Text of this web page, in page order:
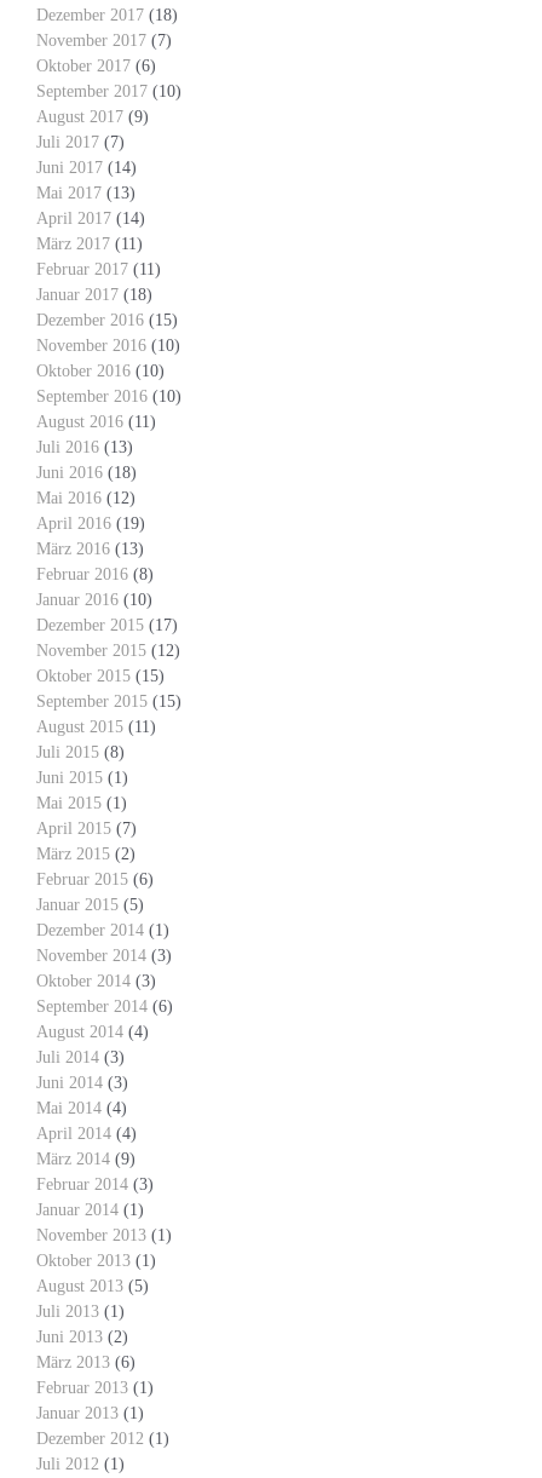
Dezember 2017 (18)
November 2017 (7)
Oktober 2017 (6)
September 2017 (10)
August 2017 (9)
Juli 2017 (7)
Juni 2017 (14)
Mai 2017 (13)
April 2017 (14)
März 2017 (11)
Februar 2017 (11)
Januar 2017 (18)
Dezember 2016 (15)
November 2016 (10)
Oktober 2016 (10)
September 2016 (10)
August 2016 (11)
Juli 2016 (13)
Juni 2016 (18)
Mai 2016 (12)
April 2016 (19)
März 2016 (13)
Februar 2016 (8)
Januar 2016 (10)
Dezember 2015 (17)
November 2015 (12)
Oktober 2015 (15)
September 2015 (15)
August 2015 (11)
Juli 2015 (8)
Juni 2015 (1)
Mai 2015 (1)
April 2015 (7)
März 2015 (2)
Februar 2015 (6)
Januar 2015 (5)
Dezember 2014 (1)
November 2014 (3)
Oktober 2014 (3)
September 2014 (6)
August 2014 (4)
Juli 2014 (3)
Juni 2014 (3)
Mai 2014 (4)
April 2014 (4)
März 2014 (9)
Februar 2014 (3)
Januar 2014 (1)
November 2013 (1)
Oktober 2013 (1)
August 2013 (5)
Juli 2013 (1)
Juni 2013 (2)
März 2013 (6)
Februar 2013 (1)
Januar 2013 (1)
Dezember 2012 (1)
Juli 2012 (1)